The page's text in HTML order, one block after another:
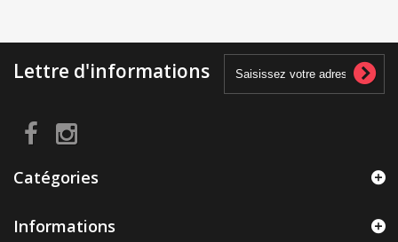
Lettre d'informations
Catégories
Informations